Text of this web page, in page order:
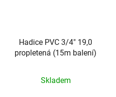
Hadice PVC 3/4" 19,0
propletená (15m balení)
Skladem